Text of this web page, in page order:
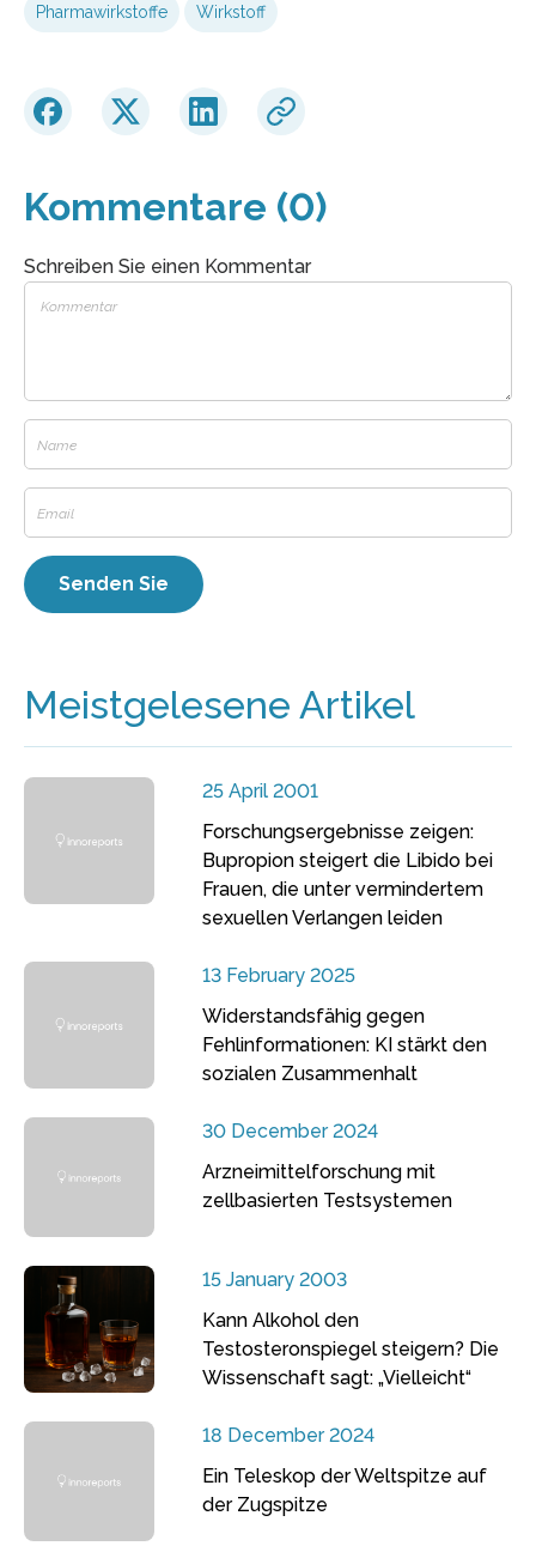
Pharmawirkstoffe Wirkstoff
Kommentare (0)
Schreiben Sie einen Kommentar
Meistgelesene Artikel
25 April 2001
Forschungsergebnisse zeigen:
Bupropion steigert die Libido bei
Frauen, die unter vermindertem
sexuellen Verlangen leiden
13 February 2025
Widerstandsfähig gegen
Fehlinformationen: KI stärkt den
sozialen Zusammenhalt
30 December 2024
Arzneimittelforschung mit
zellbasierten Testsystemen
15 January 2003
Kann Alkohol den
Testosteronspiegel steigern? Die
Wissenschaft sagt: „Vielleicht“
18 December 2024
Ein Teleskop der Weltspitze auf
der Zugspitze